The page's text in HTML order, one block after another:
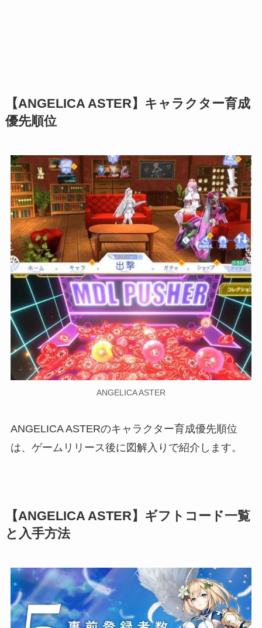
【ANGELICA ASTER】キャラクター育成
優先順位
ANGELICA ASTER
ANGELICA ASTERのキャラクター育成優先順位
は、ゲームリリース後に図解入りで紹介します。
【ANGELICA ASTER】ギフトコード一覧
と入手方法